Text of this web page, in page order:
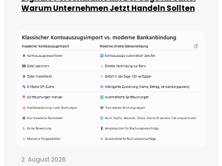
Warum Unternehmen Jetzt Handeln Sollten
2. August 2026